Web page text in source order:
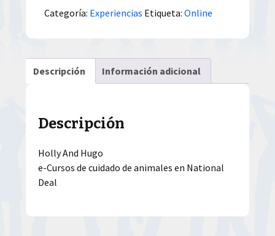
Categoría: Experiencias Etiqueta:Online
Descripción Información adicional
Descripción
Holly And Hugo
e-Cursos de cuidado de animales en National
Deal